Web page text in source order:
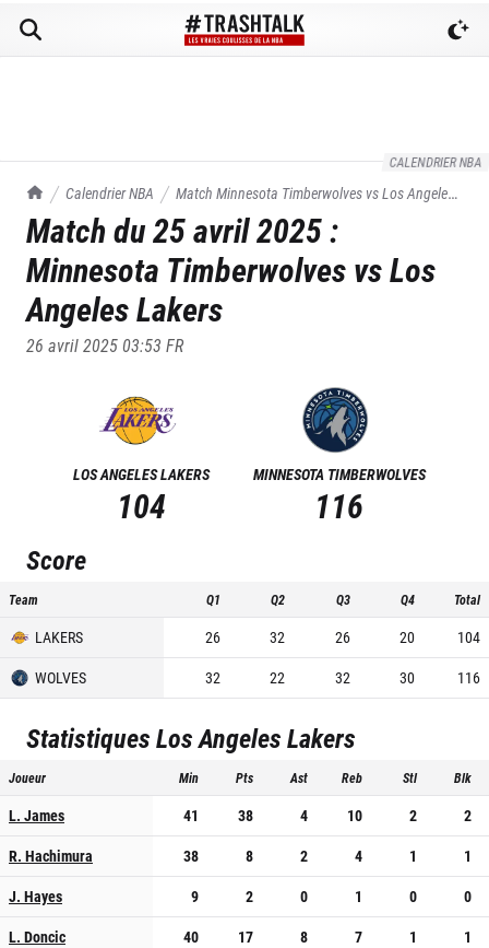
CALENDRIER NBA
TrashTalk Actu NBA
Calendrier NBA Match Minnesota Timberwolves vsLos Angeles
Lakers
du 25/04/2025
Match du25 avril 2025:
Minnesota Timberwolves vsLos
Angeles Lakers
26 avril 2025 03:53 FR
LOS ANGELES LAKERS
104
MINNESOTA TIMBERWOLVES
116
Score
Team Q1 Q2 Q3 Q4 Total
LAKERS 26 32 26 20
104
WOLVES
32 22 32 30 116
StatistiquesLos Angeles Lakers
Joueur Min Pts Ast Reb Stl Blk
L. James 41 38 4 10 2
2
R. Hachimura
38 8 2 4 1
1
J. Hayes
9 2 0 1 0
0
L. Doncic
40 17 8 7 1
1